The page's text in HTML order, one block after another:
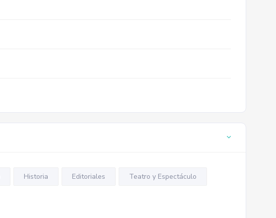
Historia Editoriales Teatro y Espectáculo